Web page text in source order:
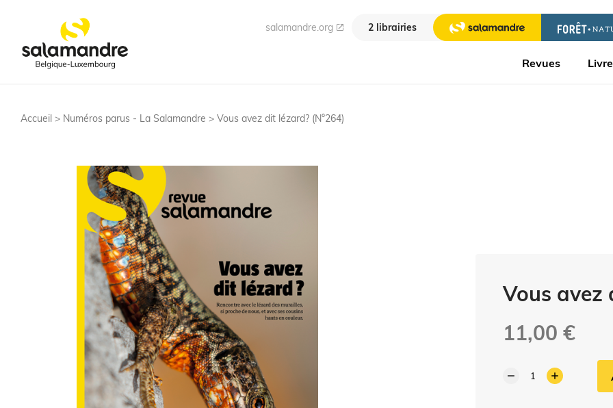
salamandre.org 2 librairies
Revues
Accueil > Numéros parus - La Salamandre > Vous avez dit lézard? (N°264)
Vous avez
11,00 €